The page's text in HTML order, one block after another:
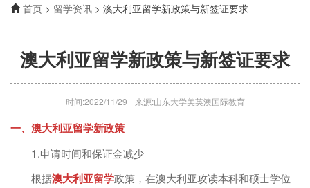
首页 > 留学资讯 > 澳大利亚留学新政策与新签证要求
澳大利亚留学新政策与新签证要求
时间:2022/11/29 来源:山东大学美英澳国际教育
一、 澳大利亚留学新政策
1.申请时间和保证金减少
根据澳大利亚留学政策，在澳大利亚攻读本科和硕士学位